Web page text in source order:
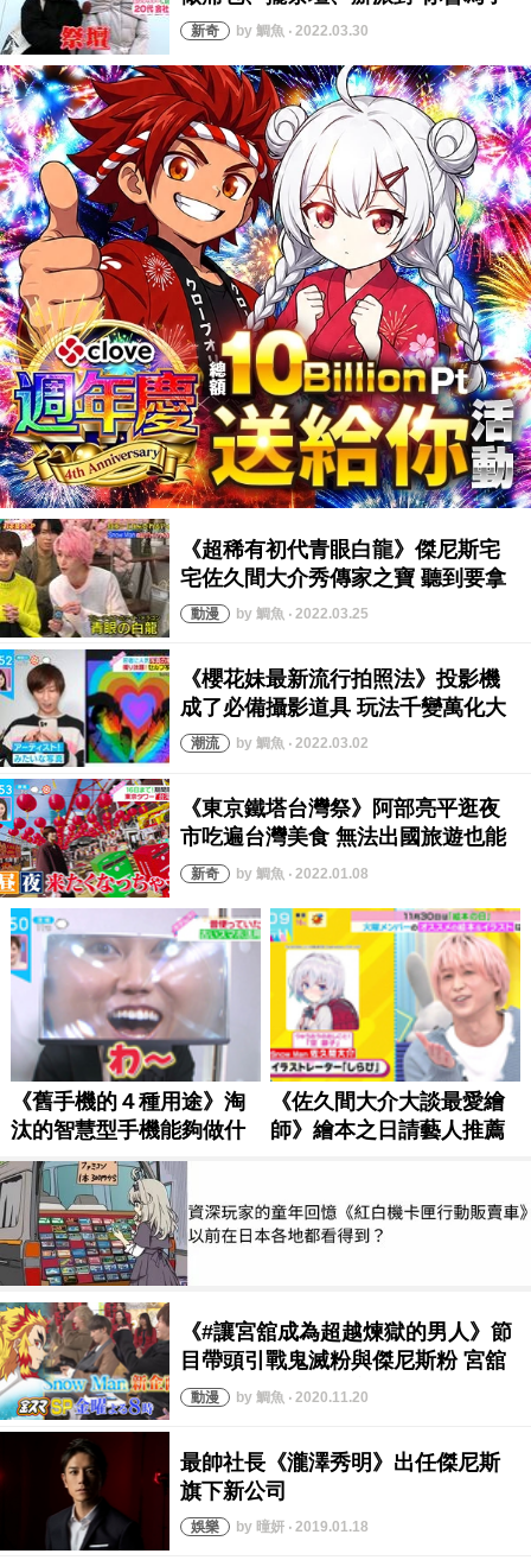
by 鯛魚 ‧ 2022.03.30
by 鯛魚 ‧ 2022.03.25
by 鯛魚 ‧ 2022.03.02
by 鯛魚 ‧ 2022.01.08
by 鯛魚 ‧ 2020.11.20
by 曈妍 ‧ 2019.01.18